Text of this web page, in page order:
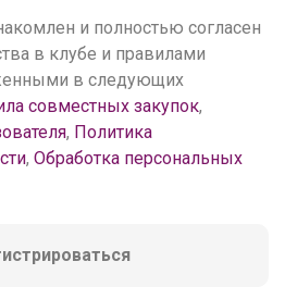
и полностью согласен
в клубе и правилами
в следующих
совместных закупок,
, Политика
, Обработка персональных